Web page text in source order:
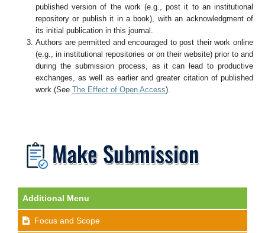
published version of the work (e.g., post it to an institutional
repository or publish it in a book), with an acknowledgment of
its initial publication in this journal.
Authors are permitted and encouraged to post their work online
(e.g., in institutional repositories or on their website) prior to and
during the submission process, as it can lead to productive
exchanges, as well as earlier and greater citation of published
work (See The Effect of Open Access).
Additional Menu
Focus and Scope